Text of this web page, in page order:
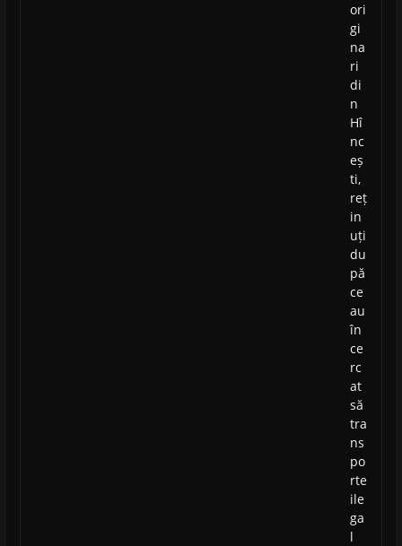
ori
gi
na
ri
di
n
Hî
nc
eș
ti,
reț
in
uți
du
pă
ce
au
în
ce
rc
at
să
tra
ns
po
rte
ile
ga
l